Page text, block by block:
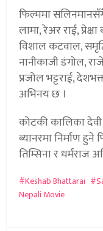
फिल्ममा
लामा, रेअर राई,
विशाल कटवाल,
नानीकाजी डंगोल,
प्रजोल भट्टराई,
अभिनय छ ।
कोटकी कालिका
ब्यानरमा निर्माण
तिम्सिना र धर्मराज
Keshab Bhattarai
Nepali Movie